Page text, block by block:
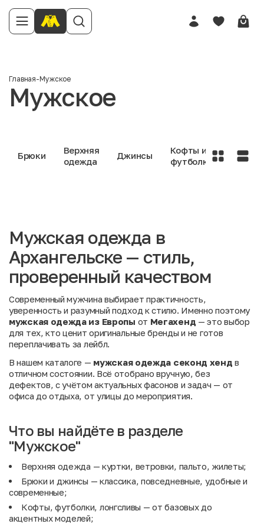
Главная-Мужское
Мужское
Брюки
Верхняя
одежда
Джинсы
Кофты и
футболки
Нижнее
белье
Мужская одежда в
Архангельске — стиль,
проверенный качеством
Современный мужчина выбирает практичность,
уверенность и разумный подход к стилю. Именно поэтому
мужская одежда из Европы от Мегахенд — это выбор
для тех, кто ценит оригинальные бренды и не готов
переплачивать за лейбл.
В нашем каталоге — мужская одежда секонд хенд в
отличном состоянии. Всё отобрано вручную, без
дефектов, с учётом актуальных фасонов и задач — от
офиса до отдыха, от улицы до мероприятия.
Что вы найдёте в разделе
"Мужское"
Верхняя одежда — куртки, ветровки, пальто, жилеты;
Брюки и джинсы — классика, повседневные, удобные и
современные;
Кофты, футболки, лонгсливы — от базовых до
акцентных моделей;